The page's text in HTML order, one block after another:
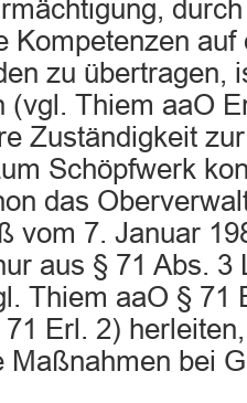
Kompetenzen auf
zu übertragen,
(vgl. Thiem aaO
Zuständigkeit
Schöpfwerk
das
vom 7. Januar
aus § 71 Abs. 3
Thiem aaO § 71
Erl. 2)
Maßnahmen bei